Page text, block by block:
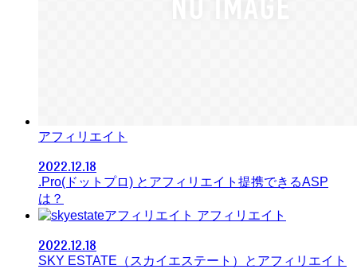
アフィリエイト
2022.12.18
.Pro(ドットプロ) とアフィリエイト提携できるASP
は？
アフィリエイト
2022.12.18
SKY ESTATE（スカイエステート）とアフィリエイト